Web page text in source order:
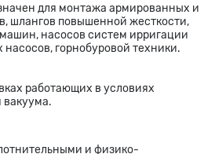
для монтажа армированных и
шлангов повышенной жесткости,
насосов систем ирригации
горнобуровой техники.
работающих в условиях
вакуума.
и физико-